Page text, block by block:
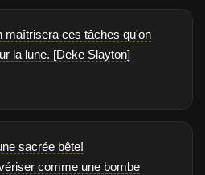
maîtrisera ces tâches qu'on
la lune. [Deke Slayton]
sacrée bête!
comme une bombe